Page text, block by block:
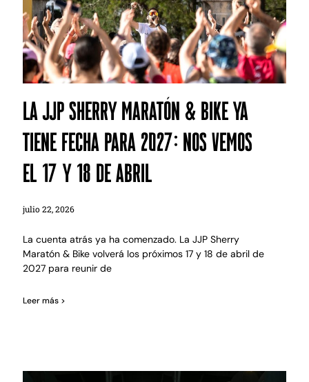
La JJP Sherry Maratón & Bike ya
tiene fecha para 2027: nos vemos
el 17 y 18 de abril
julio 22, 2026
La cuenta atrás ya ha comenzado. La JJP Sherry
Maratón & Bike volverá los próximos 17 y 18 de abril de
2027 para reunir de
Leer más >